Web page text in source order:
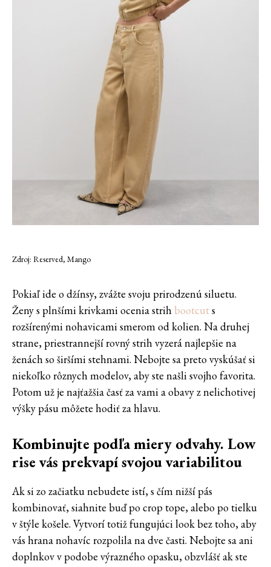
Zdroj: Reserved, Mango
Pokiaľ ide o džínsy, zvážte svoju prirodzenú siluetu.
Ženy s plnšími krivkami ocenia strih bootcuts
rozšírenými nohavicami smerom od kolien. Na druhej
strane, priestrannejší rovný strih vyzerá najlepšie na
ženách so širšími stehnami. Nebojte sa preto vyskúšať si
niekoľko rôznych modelov, aby ste našli svojho favorita.
Potom už je najťažšia časť za vami a obavy z nelichotivej
výšky pásu môžete hodiť za hlavu.
Kombinujte podľa miery odvahy. Low
rise vás prekvapí svojou variabilitou
Ak si zo začiatku nebudete istí, s čím nižší pás
kombinovať, siahnite buď po crop tope, alebo po tielku
v štýle košele. Vytvorí totiž fungujúci look bez toho, aby
vás hrana nohavíc rozpolila na dve časti. Nebojte sa ani
doplnkov v podobe výrazného opasku, obzvlášť ak ste